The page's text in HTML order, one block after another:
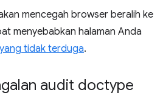
mencegah browser beralih ke
menyebabkan halaman Anda
tidak terduga.
audit doctype